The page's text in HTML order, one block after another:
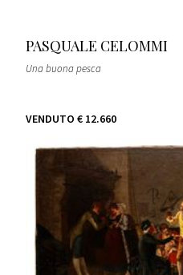
PASQUALE CELOMMI
Una buona pesca
VENDUTO € 12.660